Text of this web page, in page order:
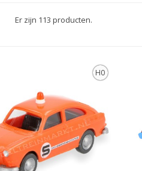
Er zijn 113 producten.
H0